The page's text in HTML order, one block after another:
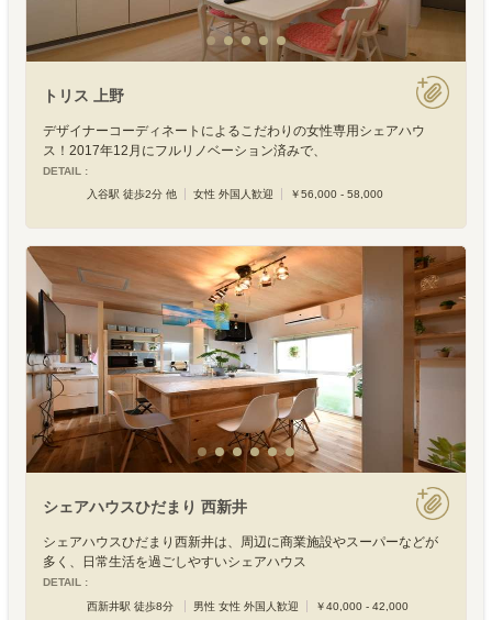
トリス 上野
デザイナーコーディネートによるこだわりの女性専用シェアハウ
ス！2017年12月にフルリノベーション済みで、
DETAIL :
入谷駅 徒歩2分 他
女性 外国人歓迎 ￥56,000 - 58,000
シェアハウスひだまり 西新井
シェアハウスひだまり西新井は、周辺に商業施設やスーパーなどが
多く、日常生活を過ごしやすいシェアハウス
DETAIL :
西新井駅 徒歩8分
男性 女性 外国人歓迎 ￥40,000 - 42,000